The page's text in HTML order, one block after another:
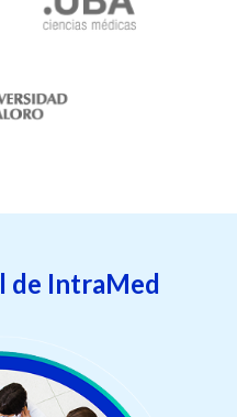
de IntraMed